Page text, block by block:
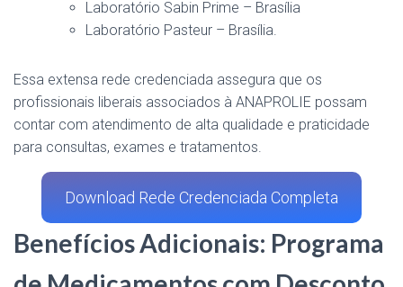
Laboratório Sabin Prime – Brasília
Laboratório Pasteur – Brasília.
Essa extensa rede credenciada assegura que os
profissionais liberais associados à ANAPROLIE possam
contar com atendimento de alta qualidade e praticidade
para consultas, exames e tratamentos.
Download Rede Credenciada Completa
Benefícios Adicionais: Programa